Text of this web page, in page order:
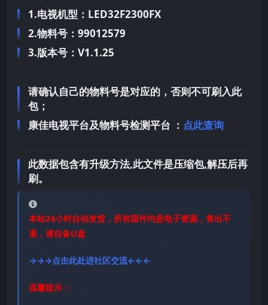
1.电视机型：LED32F2300FX
2.物料号：99012579
3.版本号：V1.1.25
请确认自己的物料号是对应的，否则不可刷入此
包；
康佳电视平台及物料号检测平台 ： 点此查询
此数据包含有升级方法,此文件是压缩包,解压后再
刷。
本站24小时自动发货，所有固件均是电子资源，售出不
退，请自备U盘
→→→点击此处进社区交流←←←
温馨提示：